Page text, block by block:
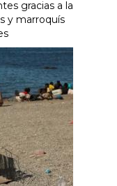
gracias a la
y marroquís